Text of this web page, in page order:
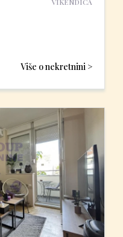
Više o nekretnini >